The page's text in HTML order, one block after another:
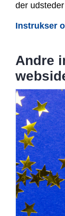
der
Instrukser
Andre